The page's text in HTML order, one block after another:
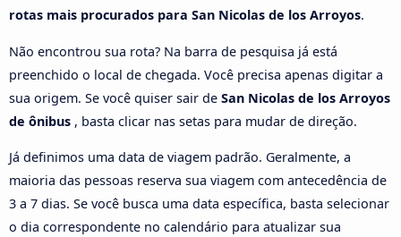
rotas mais procurados para San Nicolas de los Arroyos.
Não encontrou sua rota? Na barra de pesquisa já está
preenchido o local de chegada. Você precisa apenas digitar a
sua origem. Se você quiser sair de San Nicolas de los Arroyos
de ônibus , basta clicar nas setas para mudar de direção.
Já definimos uma data de viagem padrão. Geralmente, a
maioria das pessoas reserva sua viagem com antecedência de
3 a 7 dias. Se você busca uma data específica, basta selecionar
o dia correspondente no calendário para atualizar sua